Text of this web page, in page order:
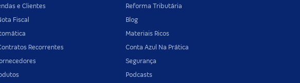
e Clientes
Fiscal
Recorrentes
Reforma Tributária
Blog
Materiais Ricos
Conta Azul Na Prática
Segurança
Podcasts